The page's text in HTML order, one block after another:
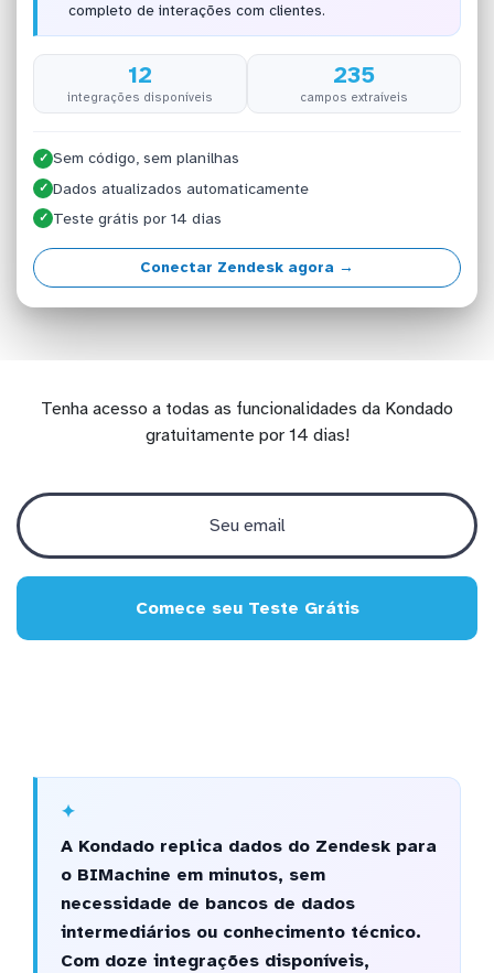
completo de interações com clientes.
12
integrações disponíveis
235
campos extraíveis
✓ Sem código, sem planilhas
✓ Dados atualizados automaticamente
✓ Teste grátis por 14 dias
Conectar Zendesk agora →
Tenha acesso a todas as funcionalidades da Kondado
gratuitamente por 14 dias!
Comece seu Teste Grátis
A Kondado replica dados do Zendesk para
o BIMachine em minutos, sem
necessidade de bancos de dados
intermediários ou conhecimento técnico.
Com doze integrações disponíveis,